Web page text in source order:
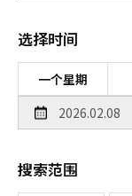
选择时间
一个星期
搜索范围